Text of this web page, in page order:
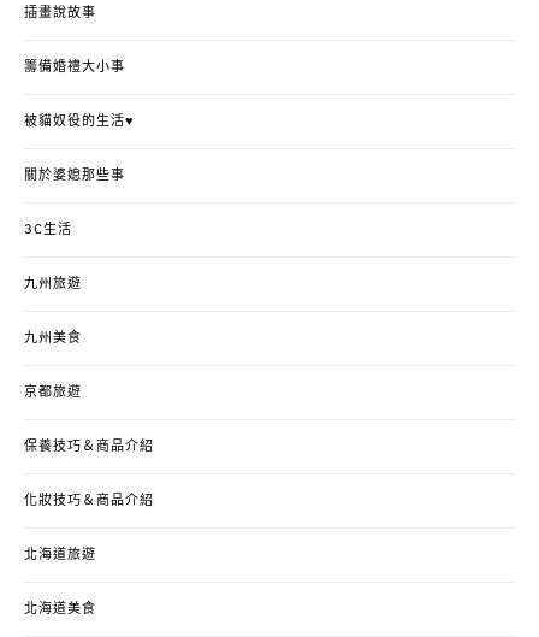
插畫說故事
籌備婚禮大小事
被貓奴役的生活♥
關於婆媳那些事
3C生活
九州旅遊
九州美食
京都旅遊
保養技巧＆商品介紹
化妝技巧＆商品介紹
北海道旅遊
北海道美食